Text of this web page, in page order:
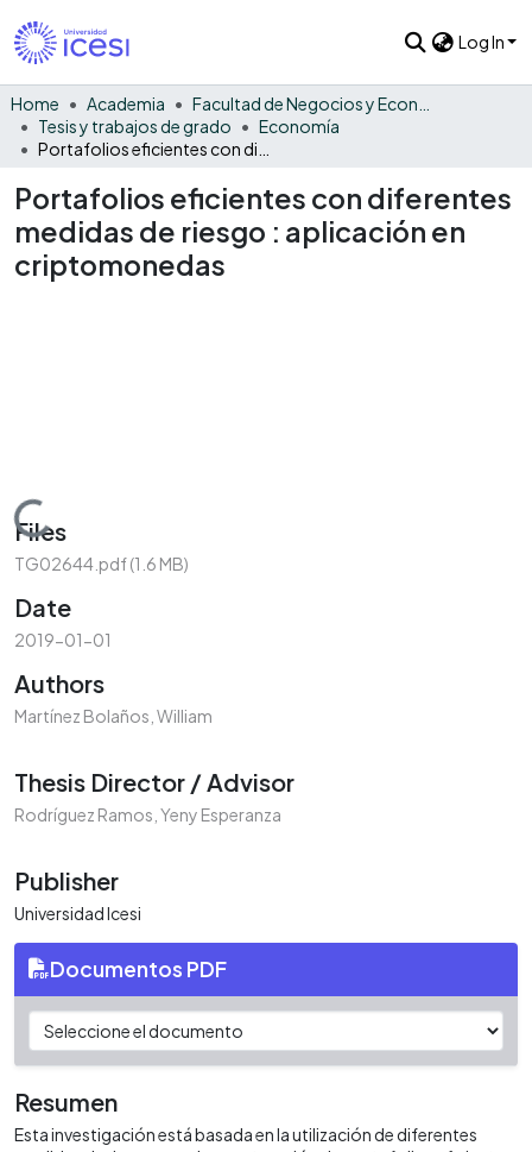
Log In
Home Academia
Tesis y trabajos de grado
Economía
Portafolios eficientes con diferentes
medidas de riesgo : aplicación en
criptomonedas
Loading...
Files
TG02644.pdf(1.6 MB)
Date
2019-01-01
Authors
Martínez Bolaños, William
Thesis Director / Advisor
Rodríguez Ramos, Yeny Esperanza
Publisher
Universidad Icesi
Documentos PDF
Resumen
Esta investigación está basada en la utilización de diferentes